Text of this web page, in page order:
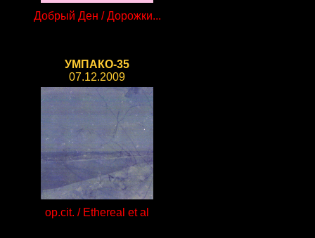
Добрый Ден / Дорожки...
УМПАКО-35
07.12.2009
op.cit. / Ethereal et al